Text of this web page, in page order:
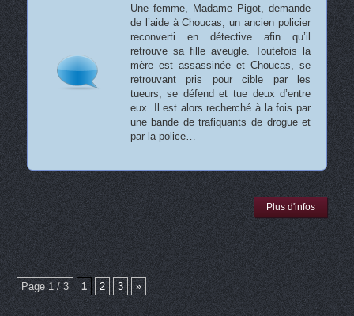
Une femme, Madame Pigot, demande
de l’aide à Choucas, un ancien policier
reconverti en détective afin qu’il
retrouve sa fille aveugle. Toutefois la
mère est assassinée et Choucas, se
retrouvant pris pour cible par les
tueurs, se défend et tue deux d’entre
eux. Il est alors recherché à la fois par
une bande de trafiquants de drogue et
par la police…
Plus d'infos
Page 1 / 3 1 2 3 »